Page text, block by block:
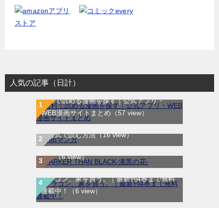
人気の記事（日計）
無料で読める漫画を探す｜公式アプリ・
WEB漫画サイトまとめ （57 view）
WEB漫画サイト一覧｜ブラウザで無料漫画
を公式で読む方法（16 view）
DARKER THAN BLACK-漆黒の花-｜全4巻完
結！マンガUP!で最終巻まで全巻無料配信
中！（6 view）
ドラゴン、家を買う。｜最新刊4巻まで無料
連載中！
（6 view）
MOONLIGHT MILE｜最新刊第23巻！マンガ
ワンで最新刊まで全巻無料配信中！（5